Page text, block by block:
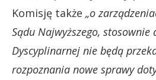
Komisję także „o
Sądu Najwyższego, stosownie
Dyscyplinarnej nie będą
rozpoznania nowe sprawy